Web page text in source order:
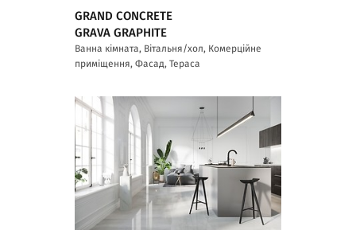
GRAND CONCRETE
GRAVA GRAPHITE
Ванна кімната, Вітальня/хол, Комерційне
приміщення, Фасад, Тераса